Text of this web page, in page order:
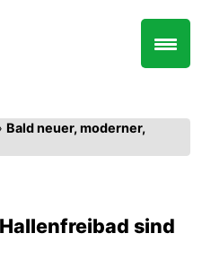
Bald neuer, moderner,
sind